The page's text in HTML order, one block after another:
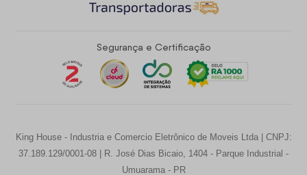
Segurança e Certificação
King House - Industria e Comercio Eletrônico de Moveis Ltda | CNPJ:
37.189.129/0001-08 | R. José Dias Bicaio, 1404 - Parque Industrial -
Umuarama - PR